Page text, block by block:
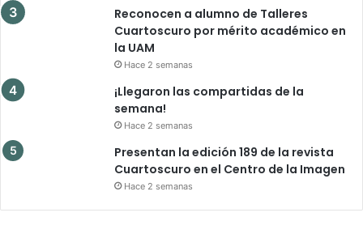
Reconocen a alumno de Talleres
Cuartoscuro por mérito académico en
la UAM
Hace 2 semanas
¡Llegaron las compartidas de la
semana!
Hace 2 semanas
Presentan la edición 189 de la revista
Cuartoscuro en el Centro de la Imagen
Hace 2 semanas